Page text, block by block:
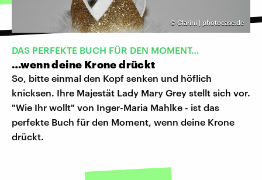
© Clarini | photocase.de
DAS PERFEKTE BUCH FÜR DEN MOMENT…
…wenn deine Krone drückt
So, bitte einmal den Kopf senken und höflich
knicksen. Ihre Majestät Lady Mary Grey stellt sich vor.
"Wie Ihr wollt" von Inger-Maria Mahlke - ist das
perfekte Buch für den Moment, wenn deine Krone
drückt.